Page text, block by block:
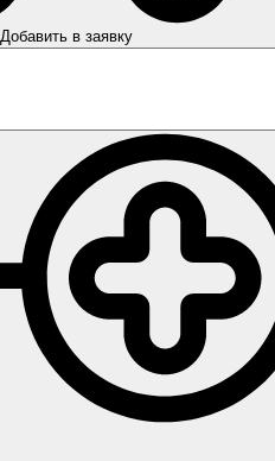
Добавить в заявку